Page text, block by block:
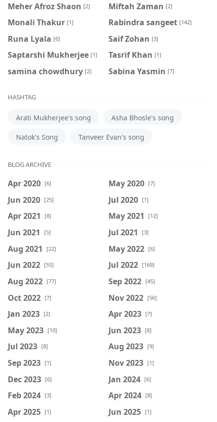
Meher Afroz Shaon [2] Miftah Zaman [2]
Monali Thakur [1] Rabindra sangeet [142]
Runa Lyala [6] Saif Zohan [3]
Saptarshi Mukherjee [1] Tasrif Khan [1]
samina chowdhury [2] ‍Sabina Yasmin [7]
HASHTAG
Arati Mukherjee's song Asha Bhosle's song
Natok's Song Tanveer Evan's song
BLOG ARCHIVE
Apr 2020 [6] May 2020 [7]
Jun 2020 [25] Jul 2020 [1]
Apr 2021 [8] May 2021 [12]
Jun 2021 [5] Jul 2021 [3]
Aug 2021 [22] May 2022 [6]
Jun 2022 [55] Jul 2022 [169]
Aug 2022 [77] Sep 2022 [45]
Oct 2022 [7] Nov 2022 [56]
Jan 2023 [2] Apr 2023 [7]
May 2023 [10] Jun 2023 [8]
Jul 2023 [8] Aug 2023 [9]
Sep 2023 [1] Nov 2023 [1]
Dec 2023 [6] Jan 2024 [6]
Feb 2024 [3] Apr 2024 [8]
Apr 2025 [1] Jun 2025 [1]